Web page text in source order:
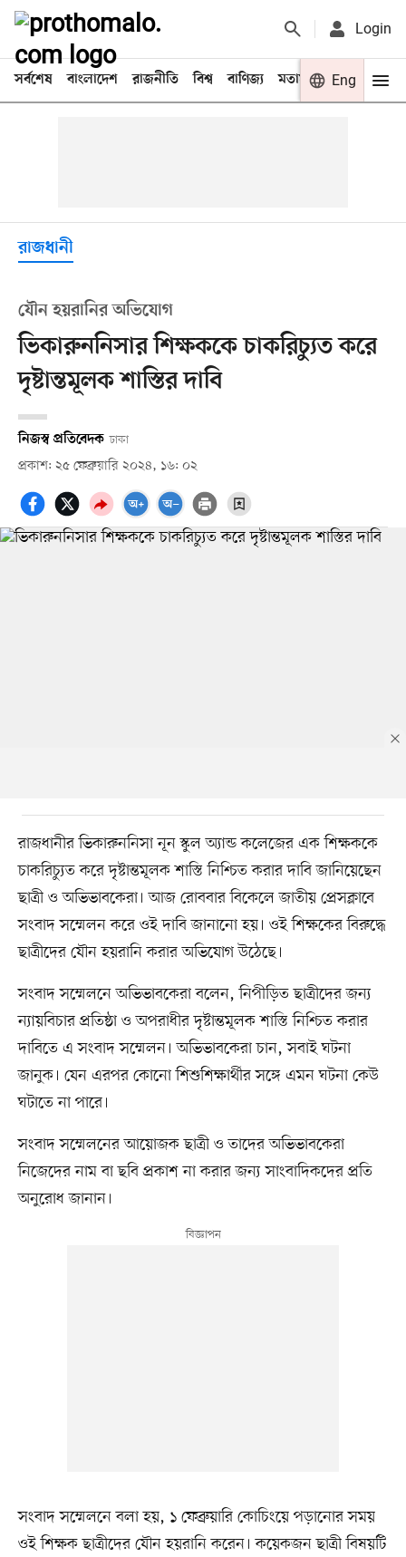
Login
সর্বশেষ বাংলাদেশ রাজনীতি বিশ্ব বাণিজ্য মতামত খেলা
Eng
রাজধানী
যৌন হয়রানির অভিযোগ
ভিকারুননিসার শিক্ষককে চাকরিচ্যুত করে
দৃষ্টান্তমূলক শাস্তির দাবি
নিজস্ব প্রতিবেদক ঢাকা
প্রকাশ: ২৫ ফেব্রুয়ারি ২০২৪, ১৬: ০২
রাজধানীর ভিকারুননিসা নূন স্কুল অ্যান্ড কলেজের এক শিক্ষককে
চাকরিচ্যুত করে দৃষ্টান্তমূলক শাস্তি নিশ্চিত করার দাবি জানিয়েছেন
ছাত্রী ও অভিভাবকেরা। আজ রোববার বিকেলে জাতীয় প্রেসক্লাবে
সংবাদ সম্মেলন করে ওই দাবি জানানো হয়। ওই শিক্ষকের বিরুদ্ধে
ছাত্রীদের যৌন হয়রানি করার অভিযোগ উঠেছে।
সংবাদ সম্মেলনে অভিভাবকেরা বলেন, নিপীড়িত ছাত্রীদের জন্য
ন্যায়বিচার প্রতিষ্ঠা ও অপরাধীর দৃষ্টান্তমূলক শাস্তি নিশ্চিত করার
দাবিতে এ সংবাদ সম্মেলন। অভিভাবকেরা চান, সবাই ঘটনা
জানুক। যেন এরপর কোনো শিশুশিক্ষার্থীর সঙ্গে এমন ঘটনা কেউ
ঘটাতে না পারে।
সংবাদ সম্মেলনের আয়োজক ছাত্রী ও তাদের অভিভাবকেরা
নিজেদের নাম বা ছবি প্রকাশ না করার জন্য সাংবাদিকদের প্রতি
অনুরোধ জানান।
সংবাদ সম্মেলনে বলা হয়, ১ ফেব্রুয়ারি কোচিংয়ে পড়ানোর সময়
ওই শিক্ষক ছাত্রীদের যৌন হয়রানি করেন। কয়েকজন ছাত্রী বিষয়টি